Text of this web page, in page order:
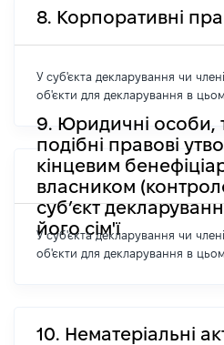
8. Корпоративні
У суб'єкта декларування чи
об'єкти для декларування в
9. Юридичні особи,
подібні правові
кінцевим
власником
суб’єкт
його сім'ї
У суб'єкта декларування чи
об'єкти для декларування в
10. Нематеріальні